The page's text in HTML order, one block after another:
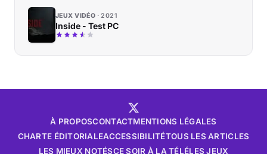
JEUX VIDÉO 2021
Inside - Test PC
À PROPOSCONTACTMENTIONS LÉGALES
CHARTE ÉDITORIALEACCESSIBILITÉTOUS LES ARTICLES
LES MIEUX NOTÉSCE SOIR À LA TÉLÉLES JEUX